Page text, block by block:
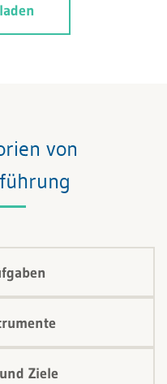
damit eine
in Ihrem Bereich
von
Ziele